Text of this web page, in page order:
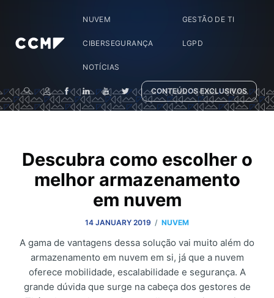
NUVEM GESTÃO DE TI
CIBERSEGURANÇA LGPD
NOTÍCIAS
CONTEÚDOS EXCLUSIVOS
Descubra como escolher o
melhor armazenamento
em nuvem
14 JANUARY 2019 / NUVEM
A gama de vantagens dessa solução vai muito além do
armazenamento em nuvem em si, já que a nuvem
oferece mobilidade, escalabilidade e segurança. A
grande dúvida que surge na cabeça dos gestores de